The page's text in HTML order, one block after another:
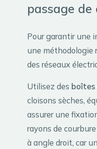
passage de
Pour garantir une
une méthodologie
des réseaux
Utilisez des boîtes
cloisons sèches,
assurer une
rayons de
à angle droit, car